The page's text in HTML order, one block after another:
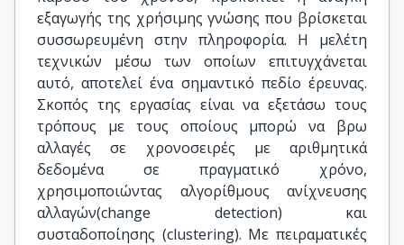
εξαγωγής της χρήσιμης γνώσης που βρίσκεται
συσσωρευμένη στην πληροφορία. Η μελέτη
τεχνικών μέσω των οποίων επιτυγχάνεται
αυτό, αποτελεί ένα σημαντικό πεδίο έρευνας.
Σκοπός της εργασίας είναι να εξετάσω τους
τρόπους με τους οποίους μπορώ να βρω
αλλαγές σε χρονοσειρές με αριθμητικά
δεδομένα σε πραγματικό χρόνο,
χρησιμοποιώντας αλγορίθμους ανίχνευσης
αλλαγών(change detection) και
συσταδοποίησης (clustering). Με πειραματικές